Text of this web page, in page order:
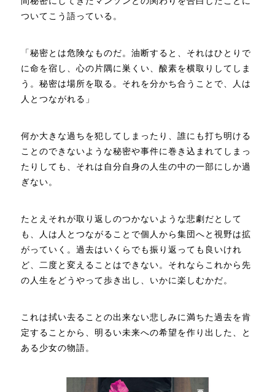
ついてこう語っている。
「秘密とは危険なものだ。油断すると、それはひとりで
に命を宿し、心の片隅に巣くい、酸素を横取りしてしま
う。秘密は場所を取る。それを分かち合うことで、人は
人とつながれる」
何か大きな過ちを犯してしまったり、誰にも打ち明ける
ことのできないような秘密や事件に巻き込まれてしまっ
たりしても、それは自分自身の人生の中の一部にしか過
ぎない。
たとえそれが取り返しのつかないような悲劇だとして
も、人は人とつながることで個人から集団へと視野は拡
がっていく。過去はいくらでも振り返っても良いけれ
ど、二度と変えることはできない。それならこれから先
の人生をどうやって歩き出し、いかに楽しむかだ。
これは拭い去ることの出来ない悲しみに満ちた過去を肯
定することから、明るい未来への希望を作り出した、と
ある少女の物語。